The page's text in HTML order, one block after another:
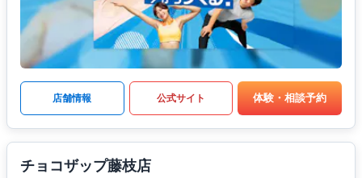
店舗情報 公式サイト 体験・相談予約
チョコザップ藤枝店